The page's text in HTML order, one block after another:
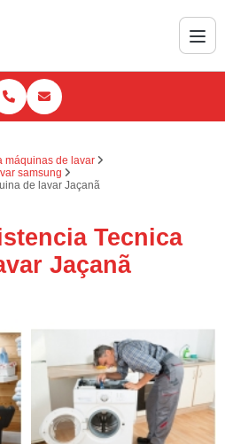
máquinas de lavar
samsung
de lavar Jaçanã
Tecnica
Jaçanã